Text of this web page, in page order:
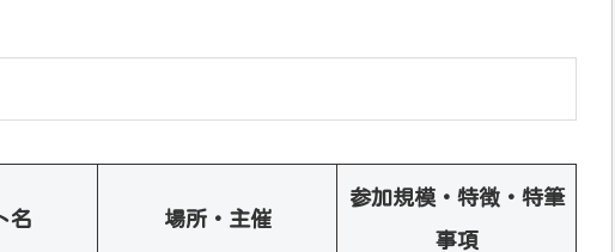
名 場所・主催
参加規模・特徴・特筆
事項